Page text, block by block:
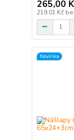
265,00
219,01 Kč
Novinka